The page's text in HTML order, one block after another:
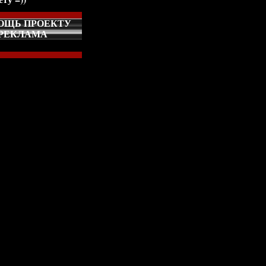
ПРОЕКТУ